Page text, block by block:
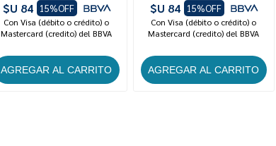
$U 84 15%OFF
Con Visa (débito o crédito) o
Mastercard (credito) del BBVA
$U 84 15%OFF
Con Visa (débito o crédito) o
Mastercard (credito) del BBVA